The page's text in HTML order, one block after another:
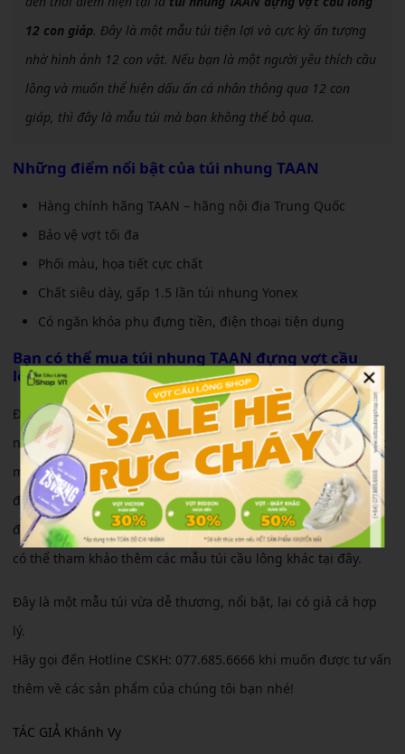
12 con giáp. Đây là một mẫu túi tiện lợi và cực kỳ ấn tượng
nhờ hình ảnh 12 con vật. Nếu bạn là một người yêu thích cầu
lông và muốn thể hiện dấu ấn cá nhân thông qua 12 con
giáp, thì đây là mẫu túi mà bạn không thể bỏ qua.
Những điểm nổi bật của túi nhung TAAN
Hàng chính hãng TAAN – hãng nội địa Trung Quốc
Bảo vệ vợt tối đa
Phối màu, họa tiết cực chất
Chất siêu dày, gấp 1.5 lần túi nhung Yonex
Có ngăn khóa phụ đựng tiền, điện thoại tiện dụng
Bạn có thể mua túi nhung TAAN đựng vợt cầu
lôngở đâu?
Đây là mẫu túi nhỏ gọn, tiện lợi, lại cô cùng nổi bật. Đối với
những bạn có ít vợt, có thể sử dụng mẫu túi này để đựng vợt
mỗi khi đến sân. Hiện tại, đã có sẵn mẫu túi này. Bạn có thể
đến trực tiếp các cửa hàng của hệ thống Vợt Cầu Lông Shop
để được tư vấn và trải nghiệm sản phẩm. Ngoài ra, bạn cũng
có thể tham khảo thêm các mẫu túi cầu lông khác tại đây.
Đây là một mẫu túi vừa dễ thương, nổi bật, lại có giả cả hợp
lý.
Hãy gọi đến Hotline CSKH: 077.685.6666 khi muốn được tư vấn
thêm về các sản phẩm của chúng tôi bạn nhé!
TÁC GIẢ Khánh Vy
×